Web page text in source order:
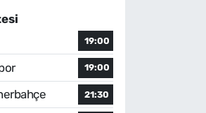
19:00
19:00
21:30